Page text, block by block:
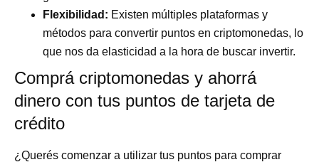
Flexibilidad: Existen múltiples plataformas y
métodos para convertir puntos en criptomonedas, lo
que nos da elasticidad a la hora de buscar invertir.
Comprá criptomonedas y ahorrá
dinero con tus puntos de tarjeta de
crédito
¿Querés comenzar a utilizar tus puntos para comprar